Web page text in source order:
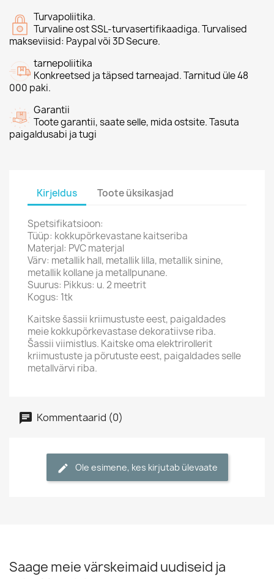
Turvapoliitika.
Turvaline ost SSL-turvasertifikaadiga. Turvalised
makseviisid: Paypal või 3D Secure.
tarnepoliitika
Konkreetsed ja täpsed tarneajad. Tarnitud üle 48
000 paki.
Garantii
Toote garantii, saate selle, mida ostsite. Tasuta
paigaldusabi ja tugi
Kirjeldus Toote üksikasjad
Spetsifikatsioon:
Tüüp: kokkupõrkevastane kaitseriba
Materjal: PVC materjal
Värv: metallik hall, metallik lilla, metallik sinine,
metallik kollane ja metallpunane.
Suurus: Pikkus: u. 2 meetrit
Kogus: 1tk
Kaitske šassii kriimustuste eest, paigaldades
meie kokkupõrkevastase dekoratiivse riba.
Šassii viimistlus. Kaitske oma elektrirollerit
kriimustuste ja põrutuste eest, paigaldades selle
metallvärvi riba.
Kommentaarid (0)
Ole esimene, kes kirjutab ülevaate
Saage meie värskeimaid uudiseid ja